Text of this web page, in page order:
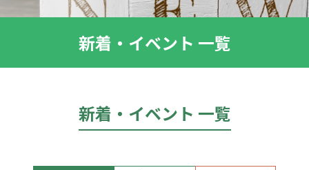
新着・イベント 一覧
新着・イベント 一覧